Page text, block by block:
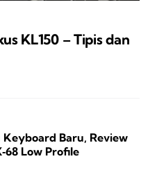
KL150 – Tipis dan
Keyboard Baru, Review
Low Profile